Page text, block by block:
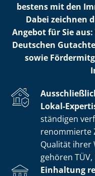
bestens mit den
Dabei zeichnen
Angebot für Sie
Deutschen
sowie
Lokal-
stän­di­gen
renommierte
Qualität ihrer
gehören TÜV,
Einhaltung